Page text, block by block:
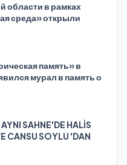
области в рамках
среда» открыли
память» в
мурал в память о
SAHNE'DE HALİS
CANSU SOYLU 'DAN